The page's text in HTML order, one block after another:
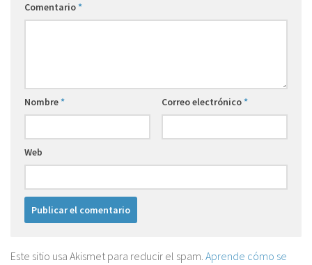
Comentario*
Nombre* Correo electrónico*
Web
Este sitio usa Akismet para reducir el spam. Aprende cómo se